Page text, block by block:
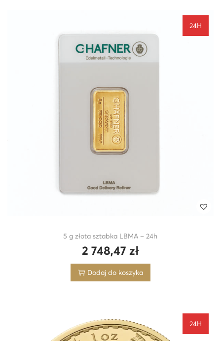
5 g złota sztabka LBMA – 24h
2 748,47 zł
24H
Dodaj do koszyka
24H